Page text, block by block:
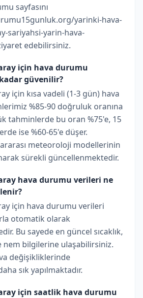
sayfasını
yarinki-hava-
sariyahsi-yarin-hava-
edebilirsiniz.
için hava durumu
güvenilir?
için kısa vadeli (1-3 gün) hava
%85-90 doğruluk oranına
tahminlerde bu oran %75'e, 15
ise %60-65'e düşer.
meteoroloji modellerinin
sürekli güncellenmektedir.
hava durumu verileri ne
için hava durumu verileri
otomatik olarak
Bu sayede en güncel sıcaklık,
nem bilgilerine ulaşabilirsiniz.
değişikliklerinde
sık yapılmaktadır.
için saatlik hava durumu